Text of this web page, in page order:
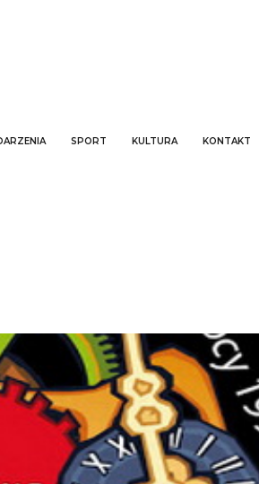
SPORT KULTURA KONTAKT